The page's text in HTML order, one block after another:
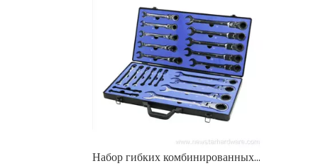
Набор гибких комбинированных ключей с храповым механизмом, 22 шт., алюминиевая коробка